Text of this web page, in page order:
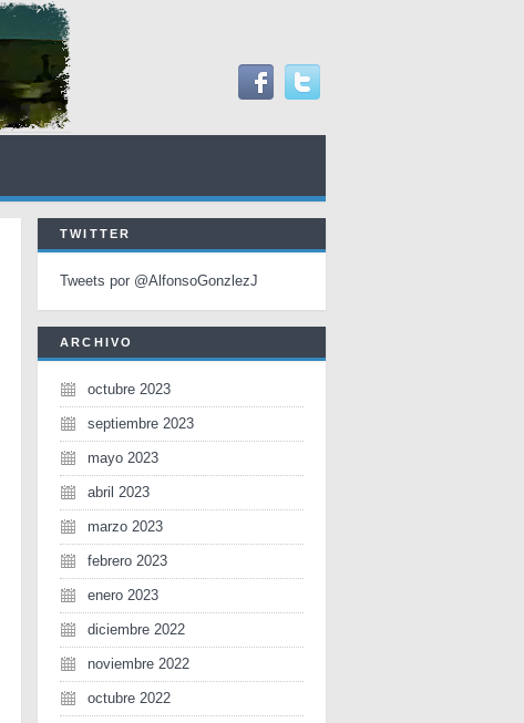
TWITTER
Tweets por @AlfonsoGonzlezJ
ARCHIVO
octubre 2023
septiembre 2023
mayo 2023
abril 2023
marzo 2023
febrero 2023
enero 2023
diciembre 2022
noviembre 2022
octubre 2022